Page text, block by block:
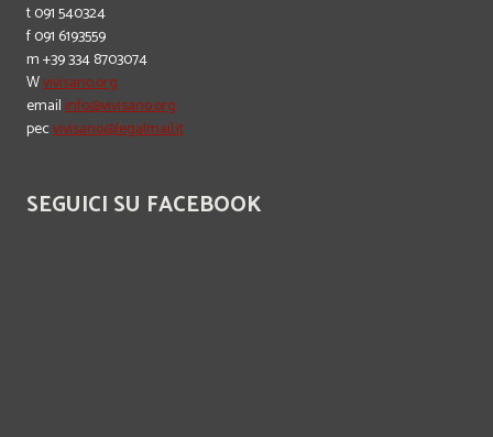
t 091 540324
f 091 6193559
m +39 334 8703074
Wvivisano.org
emailinfo@vivisano.org
pecvivisano@legalmail.it
SEGUICI SU FACEBOOK